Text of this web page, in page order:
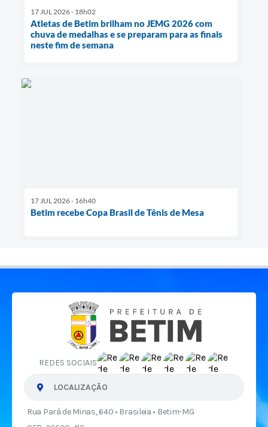
17 JUL 2026 - 18h02
Atletas de Betim brilham no JEMG 2026 com
chuva de medalhas e se preparam para as finais
neste fim de semana
17 JUL 2026 - 16h40
Betim recebe Copa Brasil de Tênis de Mesa
REDES SOCIAIS
LOCALIZAÇÃO
Rua Pará de Minas, 640 • Brasileia • Betim-MG